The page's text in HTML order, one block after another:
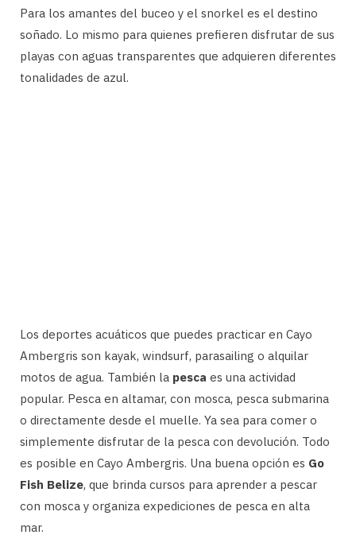
Para los amantes del buceo y el snorkel es el destino
soñado. Lo mismo para quienes prefieren disfrutar de sus
playas con aguas transparentes que adquieren diferentes
tonalidades de azul.
Los deportes acuáticos que puedes practicar en Cayo
Ambergris son kayak, windsurf, parasailing o alquilar
motos de agua. También la pesca es una actividad
popular. Pesca en altamar, con mosca, pesca submarina
o directamente desde el muelle. Ya sea para comer o
simplemente disfrutar de la pesca con devolución. Todo
es posible en Cayo Ambergris. Una buena opción es Go
Fish Belize, que brinda cursos para aprender a pescar
con mosca y organiza expediciones de pesca en alta
mar.